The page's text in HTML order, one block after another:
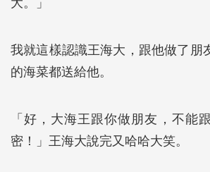
大。」
我就這樣認識王海大，跟他做了朋
的海菜都送給他。
「好，大海王跟你做朋友，不能
密！」王海大說完又哈哈大笑。